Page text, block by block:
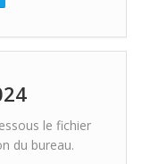
le fichier
du bureau.